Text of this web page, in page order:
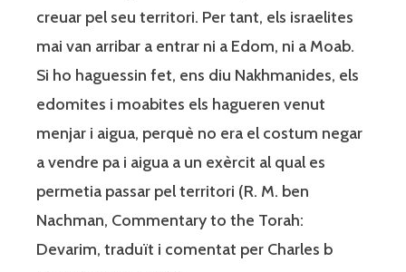
creuar pel seu territori. Per tant, els israelites
mai van arribar a entrar ni a Edom, ni a Moab.
Si ho haguessin fet, ens diu Nakhmanides, els
edomites i moabites els hagueren venut
menjar i aigua, perquè no era el costum negar
a vendre pa i aigua a un exèrcit al qual es
permetia passar pel territori (R. M. ben
Nachman, Commentary to the Torah:
Devarim, traduït i comentat per Charles b